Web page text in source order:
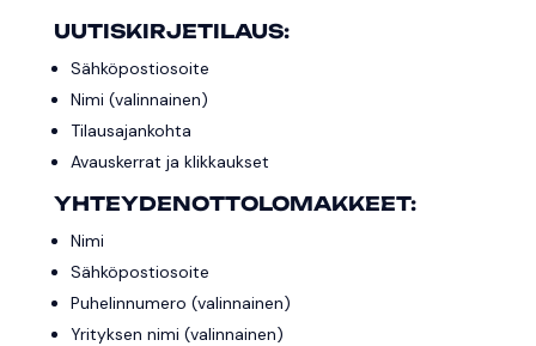
UUTISKIRJETILAUS:
Sähköpostiosoite
Nimi (valinnainen)
Tilausajankohta
Avauskerrat ja klikkaukset
YHTEYDENOTTOLOMAKKEET:
Nimi
Sähköpostiosoite
Puhelinnumero (valinnainen)
Yrityksen nimi (valinnainen)